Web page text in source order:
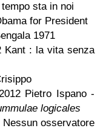
sta in noi
for President
1971
: la vita senza
Ispano -
logicales
osservatore